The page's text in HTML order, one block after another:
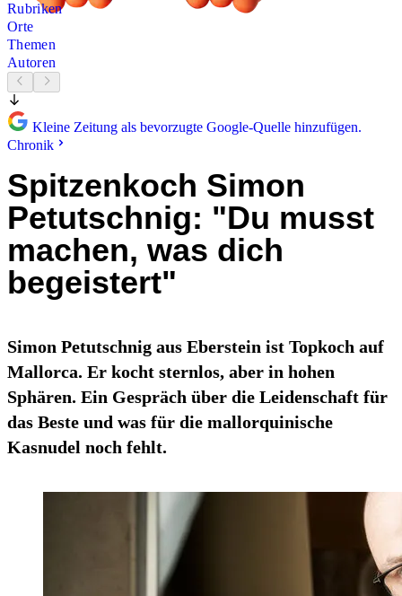
Rubriken
Orte
Themen
Autoren
Kleine Zeitung als bevorzugte Google-Quelle hinzufügen.
Chronik
Spitzenkoch Simon
Petutschnig: "Du musst
machen, was dich
begeistert"
Simon Petutschnig aus Eberstein ist Topkoch auf
Mallorca. Er kocht sternlos, aber in hohen
Sphären. Ein Gespräch über die Leidenschaft für
das Beste und was für die mallorquinische
Kasnudel noch fehlt.